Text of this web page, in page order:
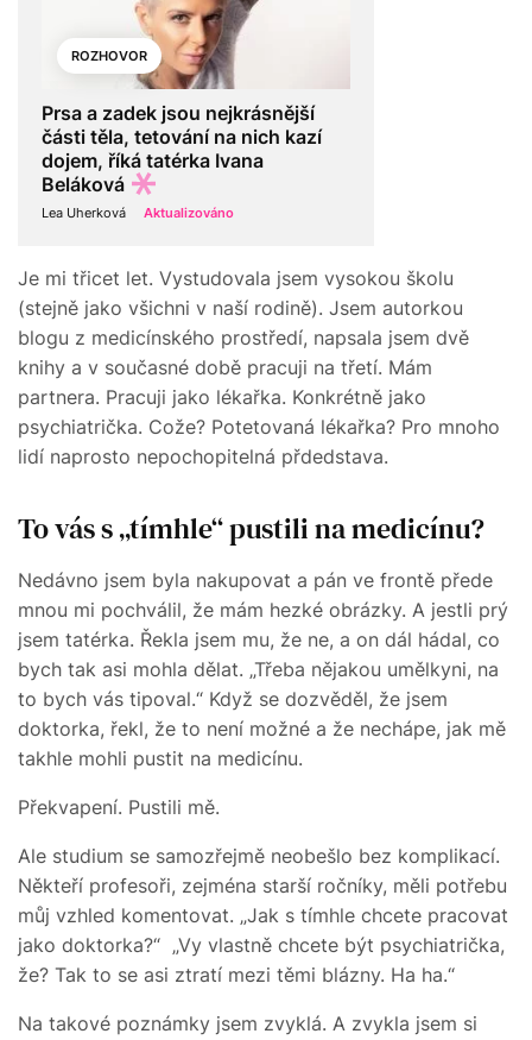
ROZHOVOR
Prsa a zadek jsou nejkrásnější
části těla, tetování na nich kazí
dojem, říká tatérka Ivana
Beláková
Lea Uherková Aktualizováno
Je mi třicet let. Vystudovala jsem vysokou školu
(stejně jako všichni v naší rodině). Jsem autorkou
blogu z medicínského prostředí, napsala jsem dvě
knihy a v současné době pracuji na třetí. Mám
partnera. Pracuji jako lékařka. Konkrétně jako
psychiatrička. Cože? Potetovaná lékařka? Pro mnoho
lidí naprosto nepochopitelná přdedstava.
To vás s „tímhle“ pustili na medicínu?
Nedávno jsem byla nakupovat a pán ve frontě přede
mnou mi pochválil, že mám hezké obrázky. A jestli prý
jsem tatérka. Řekla jsem mu, že ne, a on dál hádal, co
bych tak asi mohla dělat. „Třeba nějakou umělkyni, na
to bych vás tipoval.“ Když se dozvěděl, že jsem
doktorka, řekl, že to není možné a že nechápe, jak mě
takhle mohli pustit na medicínu.
Překvapení. Pustili mě.
Ale studium se samozřejmě neobešlo bez komplikací.
Někteří profesoři, zejména starší ročníky, měli potřebu
můj vzhled komentovat. „Jak s tímhle chcete pracovat
jako doktorka?“ „Vy vlastně chcete být psychiatrička,
že? Tak to se asi ztratí mezi těmi blázny. Ha ha.“
Na takové poznámky jsem zvyklá. A zvykla jsem si